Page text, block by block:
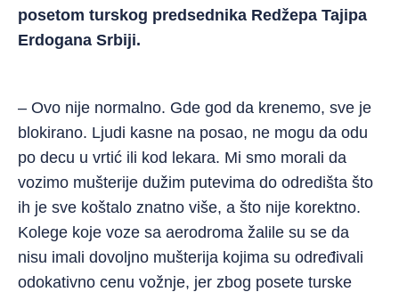
posetom turskog predsednika Redžepa Tajipa
Erdogana Srbiji.
– Ovo nije normalno. Gde god da krenemo, sve je
blokirano. Ljudi kasne na posao, ne mogu da odu
po decu u vrtić ili kod lekara. Mi smo morali da
vozimo mušterije dužim putevima do odredišta što
ih je sve koštalo znatno više, a što nije korektno.
Kolege koje voze sa aerodroma žalile su se da
nisu imali dovoljno mušterija kojima su određivali
odokativno cenu vožnje, jer zbog posete turske